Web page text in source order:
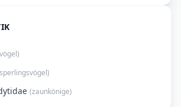
vögel)
sperlingsvögel)
(zaunkönige)